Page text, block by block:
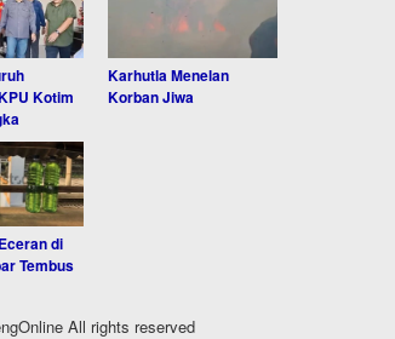
Kotim
Karhutla Menelan
Korban Jiwa
di
Tembus
All rights reserved